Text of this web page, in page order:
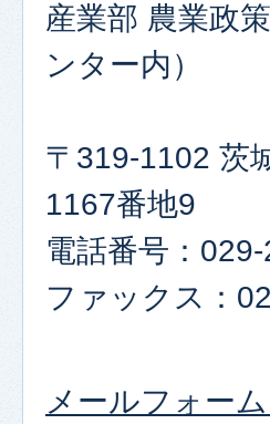
産業部 農業政
ンター内）
〒319-1102 茨
1167番地9
電話番号：
ファックス：
メールフォー